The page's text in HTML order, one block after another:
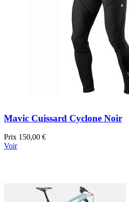
Mavic Cuissard Cyclone Noir
Prix 150,00 €
Voir